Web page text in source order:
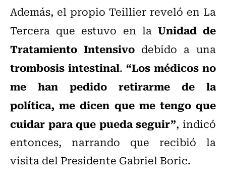
Además, el propio Teillier reveló en La
Tercera que estuvo en la Unidad de
Tratamiento Intensivo debido a una
trombosis intestinal. “Los médicos no
me han pedido retirarme de la
política, me dicen que me tengo que
cuidar para que pueda seguir”, indicó
entonces, narrando que recibió la
visita del Presidente Gabriel Boric.